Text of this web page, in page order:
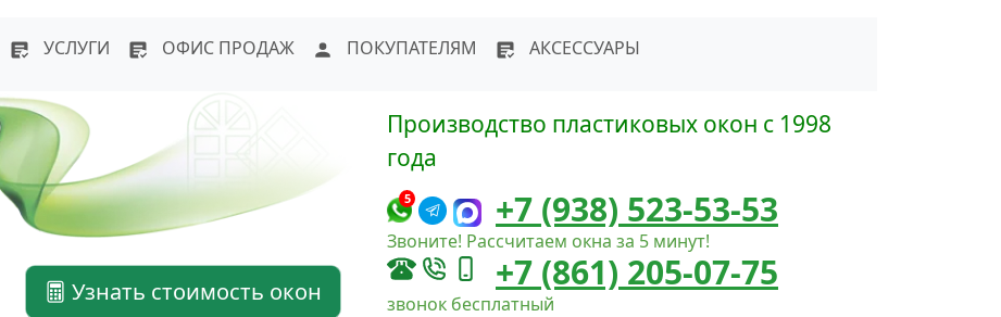
УСЛУГИ ОФИС ПРОДАЖ ПОКУПАТЕЛЯМ АКСЕССУАРЫ
Узнать стоимость окон
Производство пластиковых окон с 1998
года
5 +7 (938) 523-53-53
Звоните! Рассчитаем окна за 5 минут!
+7 (861) 205-07-75
звонок бесплатный